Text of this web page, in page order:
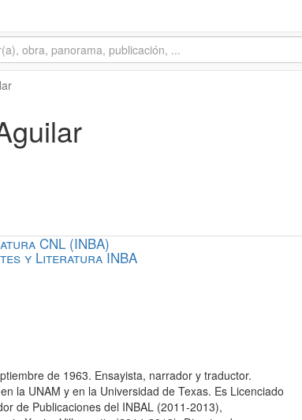
CNL (INBA)
y Literatura INBA
de 1963. Ensayista, narrador y traductor.
la UNAM y en la Universidad de Texas. Es Licenciado
de Publicaciones del INBAL (2011-2013),